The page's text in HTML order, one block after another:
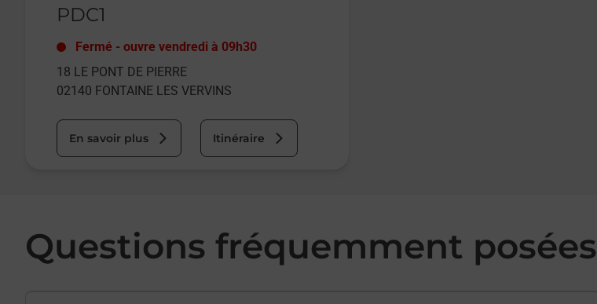
PDC1
Fermé - ouvre vendredi à 09h30
18 LE PONT DE PIERRE
02140 FONTAINE LES VERVINS
En savoir plus Itinéraire
Questions fréquemment posées